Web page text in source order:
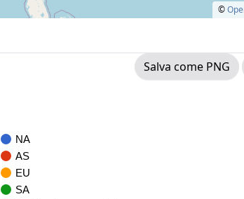
©
Salva come PNG
NA
AS
EU
SA